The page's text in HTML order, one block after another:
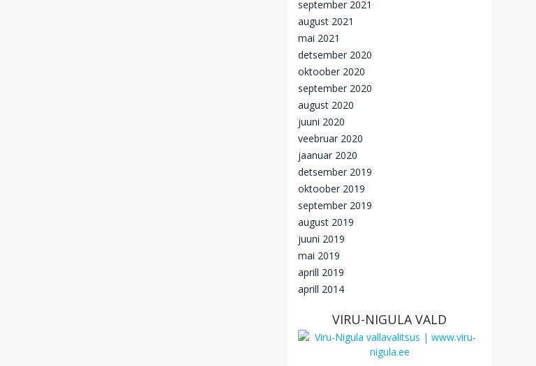
september 2021
august 2021
mai 2021
detsember 2020
oktoober 2020
september 2020
august 2020
juuni 2020
veebruar 2020
jaanuar 2020
detsember 2019
oktoober 2019
september 2019
august 2019
juuni 2019
mai 2019
aprill 2019
aprill 2014
VIRU-NIGULA VALD